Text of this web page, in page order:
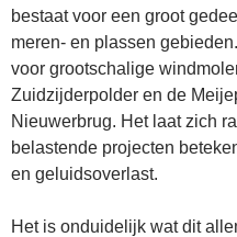
bestaat voor een groot
meren- en plassen
voor grootschalige
Zuidzijderpolder en de
Nieuwerbrug. Het laat zich
belastende projecten
en geluidsoverlast.
Het is onduidelijk wat dit